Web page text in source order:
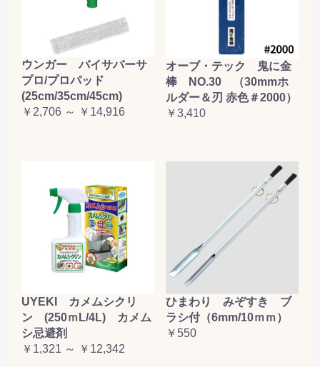
お買い物を続ける カートへ進む
ウンガー バイサバーサ
プロ/プロパッド
(25cm/35cm/45cm)
￥2,706 ～ ￥14,916
オーブ・テック 鬼に金
棒 NO.30 （30mmホ
ルダー＆刃 赤色＃2000）
￥3,410
UYEKI カメムシクリ
ン (250ｍL/4L) カメム
シ忌避剤
￥1,321 ～ ￥12,342
ひまわり みぞすき ブ
ラシ付（6mm/10ｍｍ）
￥550